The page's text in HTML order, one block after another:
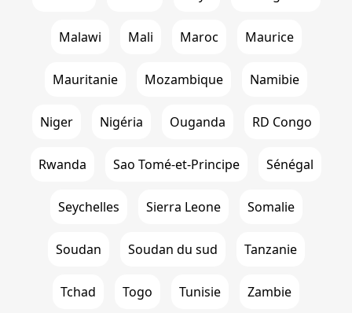
Malawi Mali Maroc Maurice
Mauritanie Mozambique Namibie
Niger Nigéria Ouganda RD Congo
Rwanda Sao Tomé-et-Principe Sénégal
Seychelles Sierra Leone Somalie
Soudan Soudan du sud Tanzanie
Tchad Togo Tunisie Zambie